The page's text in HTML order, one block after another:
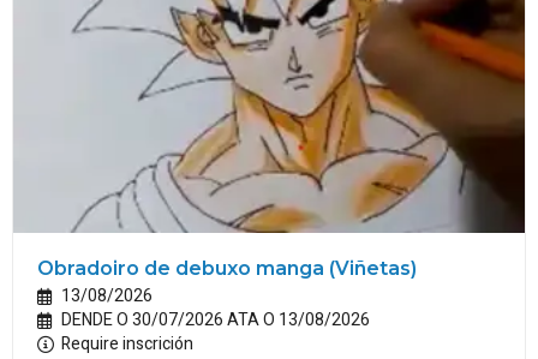
Obradoiro de debuxo manga (Viñetas)
13/08/2026
DENDE O 30/07/2026 ATA O 13/08/2026
Require inscrición